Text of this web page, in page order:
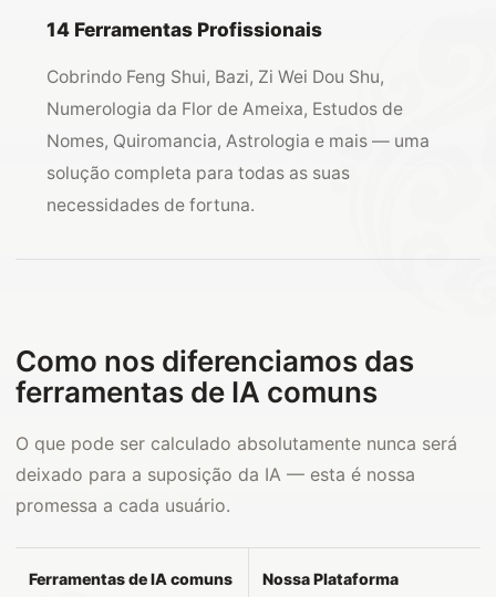
14 Ferramentas Profissionais
Cobrindo Feng Shui, Bazi, Zi Wei Dou Shu,
Numerologia da Flor de Ameixa, Estudos de
Nomes, Quiromancia, Astrologia e mais — uma
solução completa para todas as suas
necessidades de fortuna.
Como nos diferenciamos das
ferramentas de IA comuns
O que pode ser calculado absolutamente nunca será
deixado para a suposição da IA — esta é nossa
promessa a cada usuário.
Ferramentas de IA comuns Nossa Plataforma